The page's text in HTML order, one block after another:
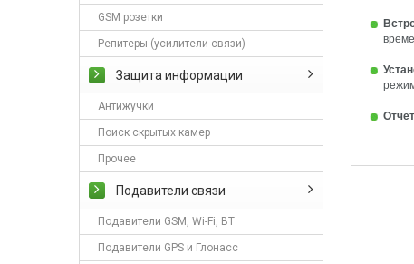
GSM розетки
Репитеры (усилители связи)
Защита информации
Антижучки
Поиск скрытых камер
Прочее
Подавители связи
Подавители GSM, Wi-Fi, BT
Подавители GPS и Глонасс